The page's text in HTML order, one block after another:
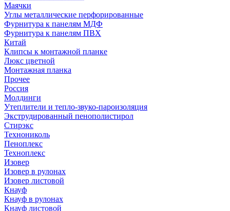
Маячки
Углы металлические перфорированные
Фурнитура к панелям МДФ
Фурнитура к панелям ПВХ
Китай
Клипсы к монтажной планке
Люкс цветной
Монтажная планка
Прочее
Россия
Молдинги
Утеплители и тепло-звуко-пароизоляция
Экструдированный пенополистирол
Стирэкс
Технониколь
Пеноплекс
Техноплекс
Изовер
Изовер в рулонах
Изовер листовой
Кнауф
Кнауф в рулонах
Кнауф листовой